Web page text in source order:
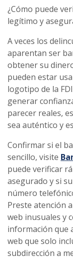
¿Cómo puede
legítimo y
A veces los
aparentan ser
obtener su
pueden estar
logotipo de la
generar
parecer reales,
sea auténtico y
Confirmar si el
sencillo, visite
puede verificar
asegurado y si
número
Preste atención
web inusuales y
información que
web que solo
subdirección a